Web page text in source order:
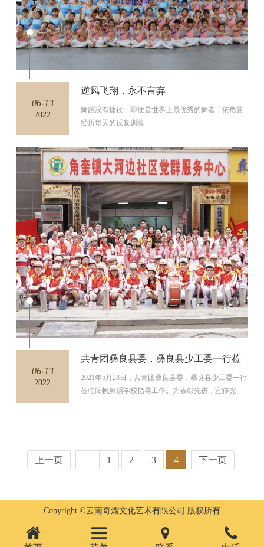
06-13
2022
逆风飞翔，永不言弃
舞蹈没有捷径，即便是世界上最优秀的舞者，依然要
经历每天的反复训练
06-13
2022
共青团彝良县委，彝良县少工委一行莅
2021年5月28日，共青团彝良县委，彝良县少工委一行
莅临阳帆舞蹈学校指导工作。为表彰先进，宣传先
上一页 ··· 1 2 3 4 下一页
Copyright ©云南奇熠文化艺术有限公司 版权所有